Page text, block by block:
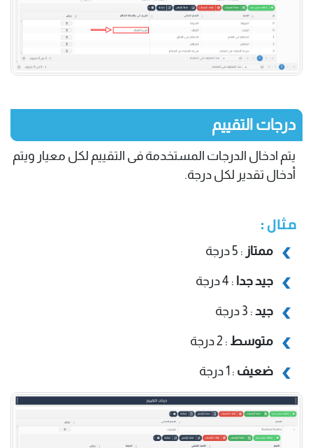
درجات التقييم
يتم ادخال الدرجات المستخدمة فى التقييم لكل معيار ويتم
أدخال تقدير لكل درجة.
مثال :
ممتاز : 5 درجة
جيد جدا : 4 درجة
جيد : 3 درجة
متوسط : 2 درجة
ضعيف : 1 درجة